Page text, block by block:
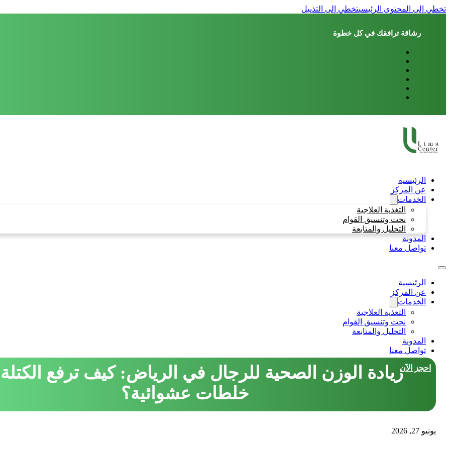
تخطي إلى المحتوى الرئيسيتخطي إلى التذييل
رشاقة ترافقك في كل خطوة
الرئيسية
عن المركز
الخدمات
التغذية العلاجية
نحت وتنسيق القوام
التحليل والمتابعة
المدونة
تواصل معنا
الرئيسية
عن المركز
الخدمات
التغذية العلاجية
نحت وتنسيق القوام
التحليل والمتابعة
المدونة
تواصل معنا
احجز الآنزيادة الوزن الصحية للرجال في الرياض: كيف ترفع
خلطات عشوائية؟
يونيو 27, 2026